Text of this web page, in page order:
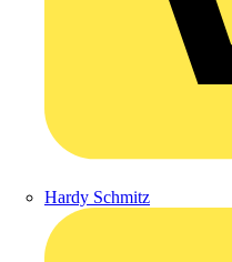
Hardy Schmitz